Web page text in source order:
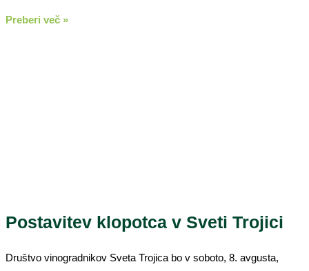
Preberi več »
Postavitev klopotca v Sveti Trojici
Društvo vinogradnikov Sveta Trojica bo v soboto, 8. avgusta,